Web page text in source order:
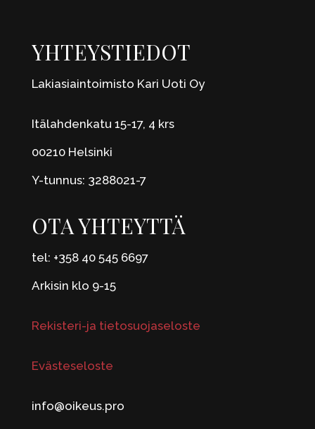
YHTEYSTIEDOT
Lakiasiaintoimisto Kari Uoti Oy
Itälahdenkatu 15-17, 4 krs
00210 Helsinki
Y-tunnus: 3288021-7
OTA YHTEYTTÄ
tel: +358 40 545 6697
Arkisin klo 9-15
Rekisteri-ja tietosuojaseloste
Evästeseloste
info@oikeus.pro